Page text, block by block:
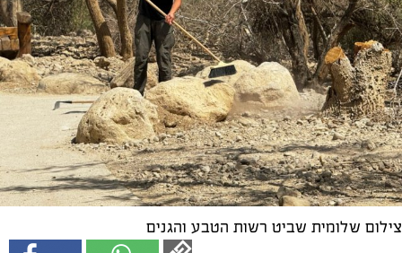
צילום שלומית שביט רשות הטבע והגנים